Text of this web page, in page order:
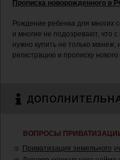
Прописка новорожденного в
Рождение ребенка для многих
и многие не подозревают, что
нужно купить не только
регистрацию и прописку
ВОПРОСЫ
Приватизация земельного